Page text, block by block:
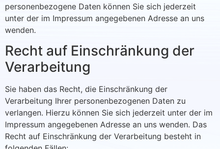
personenbezogene Daten können Sie sich jederzeit
unter der im Impressum angegebenen Adresse an uns
wenden.
Recht auf Einschränkung der
Verarbeitung
Sie haben das Recht, die Einschränkung der
Verarbeitung Ihrer personenbezogenen Daten zu
verlangen. Hierzu können Sie sich jederzeit unter der im
Impressum angegebenen Adresse an uns wenden. Das
Recht auf Einschränkung der Verarbeitung besteht in